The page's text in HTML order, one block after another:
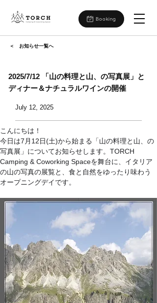
Booking
＜ お知らせ一覧へ
2025/7/12 「山の料理と山、の写真展」と
ディナー＆ナチュラルワインの開催
July 12, 2025
こんにちは！
今日は7月12日(土)から始まる「山の料理と山、の
写真展」についてお知らせします。TORCH
Camping & Coworking Spaceを舞台に、イタリア
の山の写真の展覧と、食と自然をゆったり味わう
オープニングデイです。